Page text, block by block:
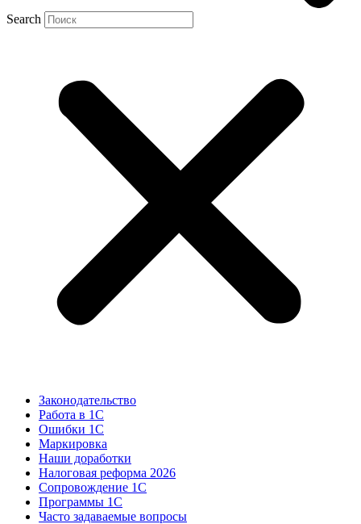
Search
Законодательство
Работа в 1С
Ошибки 1С
Маркировка
Наши доработки
Налоговая реформа 2026
Сопровождение 1С
Программы 1С
Часто задаваемые вопросы